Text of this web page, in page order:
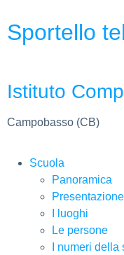
Sportello
Istituto
Campobasso (CB)
Scuola
Panoramica
Presentazione
I luoghi
Le persone
I numeri della